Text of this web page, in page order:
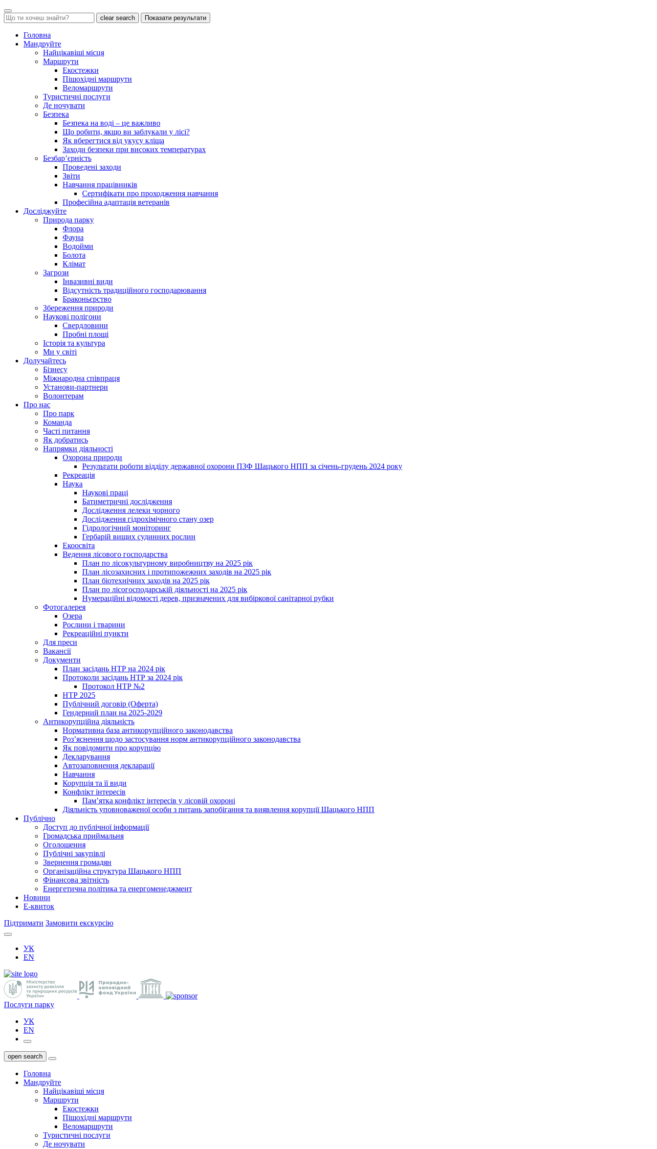
clear search Показати результати
Головна
Мандруйте
Найцікавіші місця
Маршрути
Екостежки
Пішохідні маршрути
Веломаршрути
Туристичні послуги
Де ночувати
Безпека
Безпека на воді – це важливо
Що робити, якщо ви заблукали у лісі?
Як вберегтися від укусу кліща
Заходи безпеки при високих температурах
Безбар’єрність
Проведені заходи
Звіти
Навчання працівників
Сертифікати про проходження навчання
Професійна адаптація ветеранів
Досліджуйте
Природа парку
Флора
Фауна
Водойми
Болота
Клімат
Загрози
Інвазивні види
Відсутність традиційного господарювання
Браконьєрство
Збереження природи
Наукові полігони
Свердловини
Пробні площі
Історія та культура
Ми у світі
Долучайтесь
Бізнесу
Міжнародна співпраця
Установи-партнери
Волонтерам
Про нас
Про парк
Команда
Часті питання
Як добратись
Напрямки діяльності
Охорона природи
Результати роботи відділу державної охорони ПЗФ Шацького НПП за січень-грудень 2024 року
Рекреація
Наука
Наукові праці
Батиметричні дослідження
Дослідження лелеки чорного
Дослідження гідрохімічного стану озер
Гідрологічний моніторинг
Гербарій вищих судинних рослин
Екоосвіта
Ведення лісового господарства
План по лісокультурному виробництву на 2025 рік
План лісозахисних і протипожежних заходів на 2025 рік
План біотехнічних заходів на 2025 рік
План по лісогосподарській діяльності на 2025 рік
Нумераційні відомості дерев, призначених для вибіркової санітарної рубки
Фотогалерея
Озера
Рослини і тварини
Рекреаційні пункти
Для преси
Вакансії
Документи
План засідань НТР на 2024 рік
Протоколи засідань НТР за 2024 рік
Протокол НТР №2
НТР 2025
Публічний договір (Оферта)
Гендерний план на 2025-2029
Антикорупційна діяльність
Нормативна база антикорупційного законодавства
Роз’яснення щодо застосування норм антикорупційного законодавства
Як повідомити про корупцію
Декларування
Автозаповнення декларації
Навчання
Корупція та її види
Конфлікт інтересів
Пам’ятка конфлікт інтересів у лісовій охороні
Діяльність уповноваженої особи з питань запобігання та виявлення корупції Шацького НПП
Публічно
Доступ до публічної інформації
Громадська приймальня
Оголошення
Публічні закупівлі
Звернення громадян
Організаційна структура Шацького НПП
Фінансова звітність
Енергетична політика та енергоменеджмент
Новини
Е-квиток
Підтримати Замовити екскурсію
УК
EN
Послуги парку
УК
EN
open search
Головна
Мандруйте
Найцікавіші місця
Маршрути
Екостежки
Пішохідні маршрути
Веломаршрути
Туристичні послуги
Де ночувати